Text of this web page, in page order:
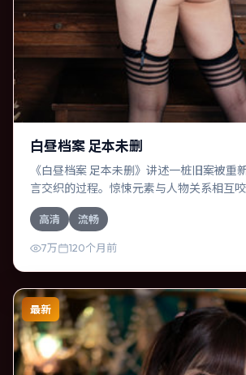
白昼档案 足本未删
《白昼档案 足本未删》讲述一桩旧案被重
言交织的过程。惊悚元素与人物关系相互
烊千玺的对手戏尤为出彩。导演丹尼·博伊
积蓄张力，本片亦在英国实地取景，增强真
高清 流畅
7万 120个月前
最新